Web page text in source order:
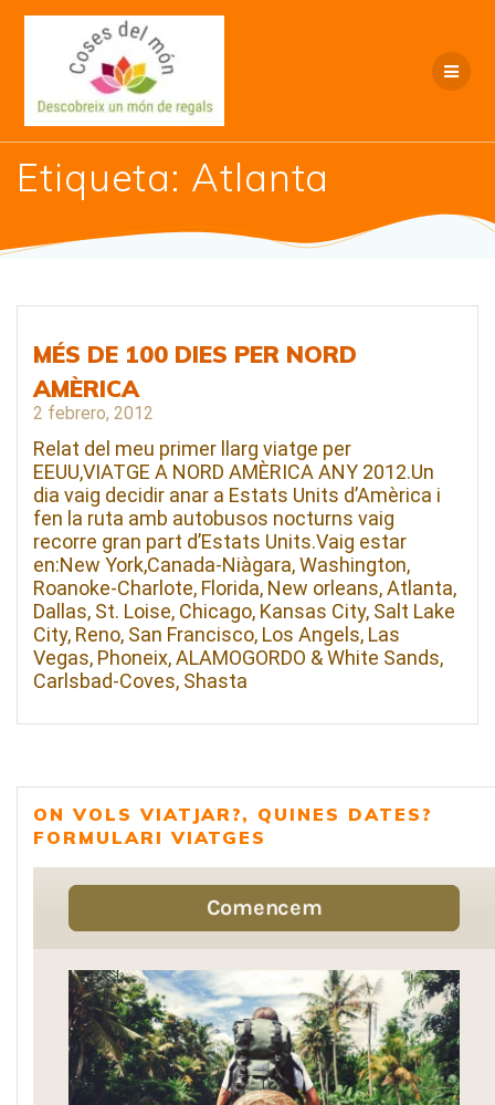
Saltar
contenido
Etiqueta: Atlanta
MÉS DE 100 DIES PER NORD
AMÈRICA
2 febrero, 2012
Relat del meu primer llarg viatge per
EEUU,VIATGE A NORD AMÈRICA ANY 2012.Un
dia vaig decidir anar a Estats Units d’Amèrica i
fen la ruta amb autobusos nocturns vaig
recorre gran part d’Estats Units.Vaig estar
en:New York,Canada-Niàgara, Washington,
Roanoke-Charlote, Florida, New orleans, Atlanta,
Dallas, St. Loise, Chicago, Kansas City, Salt Lake
City, Reno, San Francisco, Los Angels, Las
Vegas, Phoneix, ALAMOGORDO & White Sands,
Carlsbad-Coves, Shasta
ON VOLS VIATJAR?, QUINES DATES?
FORMULARI VIATGES